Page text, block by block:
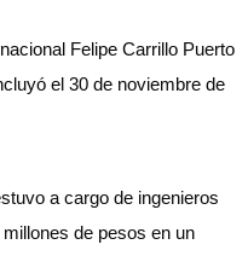
Felipe Carrillo Puerto
el 30 de noviembre de
a cargo de ingenieros
de pesos en un